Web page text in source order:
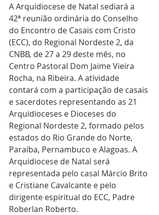
A Arquidiocese de Natal sediará a
42ª reunião ordinária do Conselho
do Encontro de Casais com Cristo
(ECC), do Regional Nordeste 2, da
CNBB, de 27 a 29 deste mês, no
Centro Pastoral Dom Jaime Vieira
Rocha, na Ribeira. A atividade
contará com a participação de casais
e sacerdotes representando as 21
Arquidioceses e Dioceses do
Regional Nordeste 2, formado pelos
estados do Rio Grande do Norte,
Paraíba, Pernambuco e Alagoas. A
Arquidiocese de Natal será
representada pelo casal Márcio Brito
e Cristiane Cavalcante e pelo
dirigente espiritual do ECC, Padre
Roberlan Roberto.